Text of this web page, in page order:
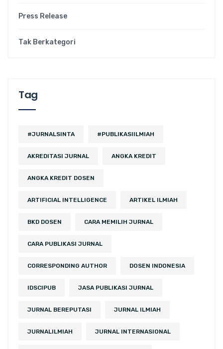
Press Release
Tak Berkategori
Tag
#JURNALSINTA #PUBLIKASIILMIAH
AKREDITASI JURNAL ANGKA KREDIT
ANGKA KREDIT DOSEN
ARTIFICIAL INTELLIGENCE ARTIKEL ILMIAH
BKD DOSEN CARA MEMILIH JURNAL
CARA PUBLIKASI JURNAL
CORRESPONDING AUTHOR DOSEN INDONESIA
IDSCIPUB JASA PUBLIKASI JURNAL
JURNAL BEREPUTASI JURNAL ILMIAH
JURNALILMIAH JURNAL INTERNASIONAL